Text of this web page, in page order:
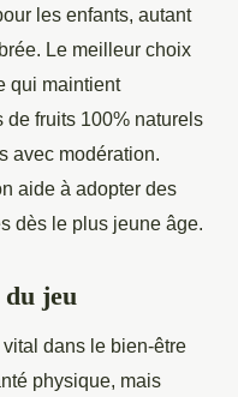
les enfants, autant
Le meilleur choix
qui maintient
de fruits 100% naturels
avec modération.
aide à adopter des
dès le plus jeune âge.
jeu
dans le bien-être
physique, mais